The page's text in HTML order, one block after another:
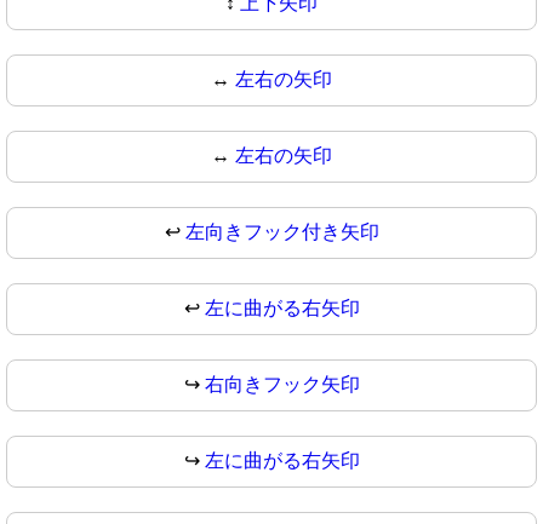
↔️ 左右の矢印
↔ 左右の矢印
↩️ 左向きフック付き矢印
↩ 左に曲がる右矢印
↪️ 右向きフック矢印
↪ 左に曲がる右矢印